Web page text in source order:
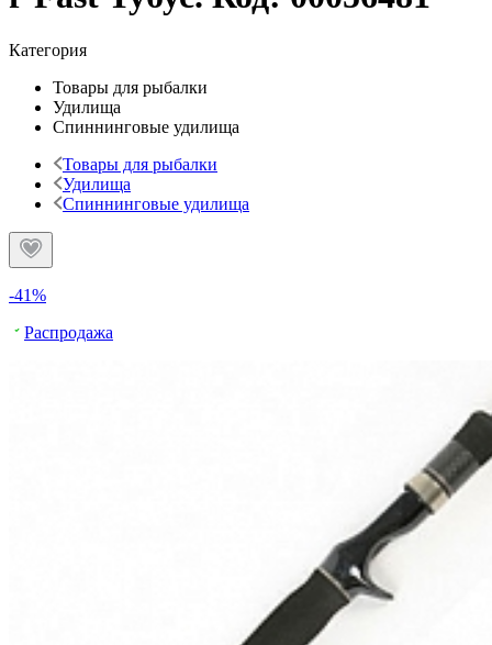
Категория
Товары для рыбалки
Удилища
Спиннинговые удилища
Товары для рыбалки
Удилища
Спиннинговые удилища
-41%
Распродажа